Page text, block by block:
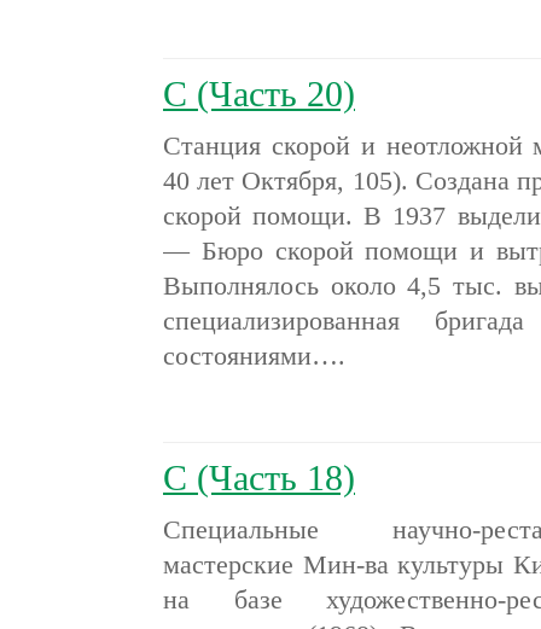
С (Часть 20)
Станция скорой и неотложной
40 лет Октября, 105). Создана
скорой помощи. В 1937
— Бюро скорой помощи и
Выполнялось около 4,5 тыс.
специализированная
состояниями….
С (Часть 18)
Специальные научно-
мастерские Мин-ва культуры
на базе художественно-